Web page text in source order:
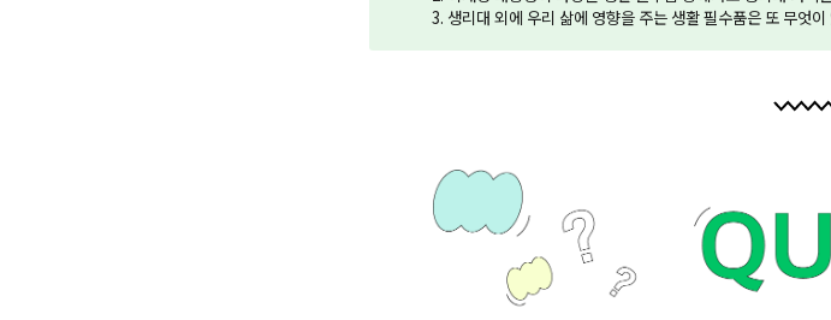
3. 생리대 외에 우리 삶에 영향을 주는 생활 필수품은 또 무엇이